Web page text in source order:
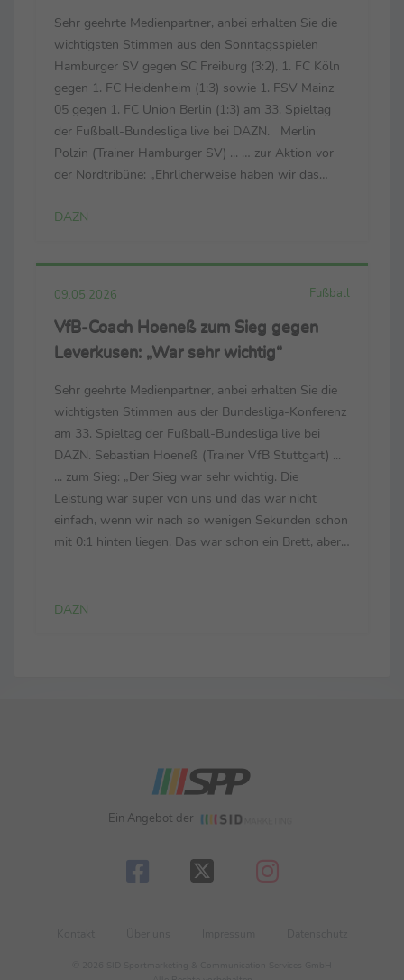
Sehr geehrte Medienpartner, anbei erhalten Sie die
wichtigsten Stimmen aus den Sonntagsspielen
Hamburger SV gegen SC Freiburg (3:2), 1. FC Köln
gegen 1. FC Heidenheim (1:3) sowie 1. FSV Mainz
05 gegen 1. FC Union Berlin (1:3) am 33. Spieltag
der Fußball-Bundesliga live bei DAZN. Merlin
Polzin (Trainer Hamburger SV) ... … zur Aktion vor
der Nordtribüne: „Ehrlicherweise haben wir das
selbstverständlich, wie uns die Fans unterstützt ...
DAZN
09.05.2026 Fußball
VfB-Coach Hoeneß zum Sieg gegen
Leverkusen: „War sehr wichtig“
Sehr geehrte Medienpartner, anbei erhalten Sie die
wichtigsten Stimmen aus der Bundesliga-Konferenz
am 33. Spieltag der Fußball-Bundesliga live bei
DAZN. Sebastian Hoeneß (Trainer VfB Stuttgart) ...
... zum Sieg: „Der Sieg war sehr wichtig. Die
Leistung war super von uns und das war nicht
einfach, wenn wir nach so wenigen Sekunden schon
mit 0:1 hinten liegen. Das war schon ein Brett, aber
Leistung...
DAZN
Ein Angebot der